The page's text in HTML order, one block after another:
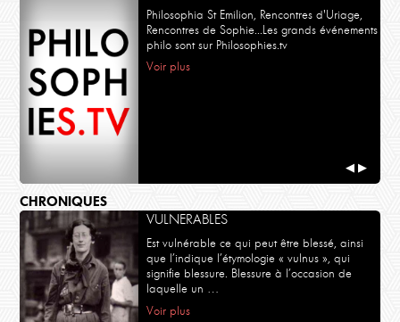
Philosophia St Emilion, Rencontres d'Uriage,
Rencontres de Sophie...Les grands événements
philo sont sur Philosophies.tv
Voir plus
◀ ▶
CHRONIQUES
VULNERABLES
Est vulnérable ce qui peut être blessé, ainsi
que l’indique l’étymologie « vulnus », qui
signifie blessure. Blessure à l’occasion de
laquelle un …
Voir plus